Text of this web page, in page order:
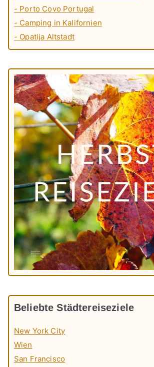
- Porto Covo Portugal
- Camping in Kalifornien
- Opatija Altstadt
Beliebte Städtereiseziele
New York City
Wien
San Francisco